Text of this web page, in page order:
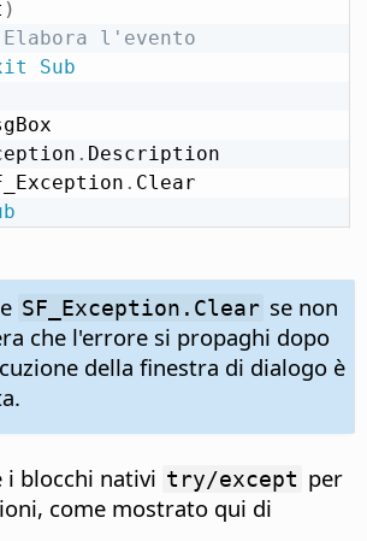
)
l'evento
Sub
. Description
SF_Exception
.
SF_Exception.Clear se non
che l'errore si propaghi dopo
della finestra di dialogo è
i blocchi nativi try/except per
come mostrato qui di